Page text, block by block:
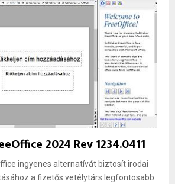
2024 Rev 1234.0411
ingyenes alternatívát biztosít irodai
a fizetős vetélytárs legfontosabb